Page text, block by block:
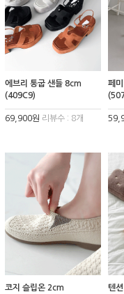
에브리 통굽 샌들 8cm
(409C9)
69,900원 리뷰수 : 8개
페
코지 슬립온 2cm
텐